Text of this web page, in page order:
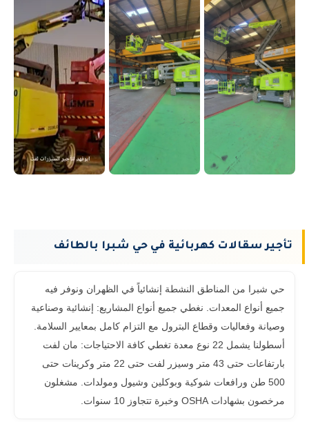
تأجير سقالات كهربائية في حي شبرا بالطائف
حي شبرا من المناطق النشطة إنشائياً في الظهران ونوفر فيه
جميع أنواع المعدات. نغطي جميع أنواع المشاريع: إنشائية وصناعية
وصيانة وفعاليات وقطاع البترول مع التزام كامل بمعايير السلامة.
أسطولنا يشمل 22 نوع معدة تغطي كافة الاحتياجات: مان لفت
بارتفاعات حتى 43 متر وسيزر لفت حتى 22 متر وكرينات حتى
500 طن ورافعات شوكية وبوكلين وشيول ومولدات. مشغلون
مرخصون بشهادات OSHA وخبرة تتجاوز 10 سنوات.